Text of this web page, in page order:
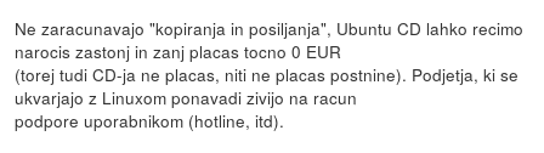
Ne zaracunavajo "kopiranja in posiljanja", Ubuntu CD lahko recimo
narocis zastonj in zanj placas tocno 0 EUR
(torej tudi CD-ja ne placas, niti ne placas postnine). Podjetja, ki se
ukvarjajo z Linuxom ponavadi zivijo na racun
podpore uporabnikom (hotline, itd).